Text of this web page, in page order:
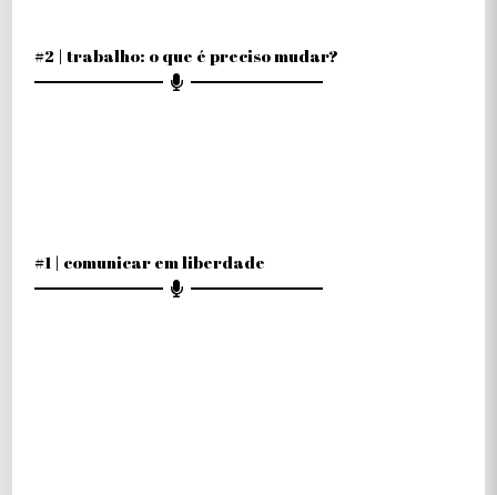
#2 | trabalho: o que é preciso mudar?
#1 | comunicar em liberdade